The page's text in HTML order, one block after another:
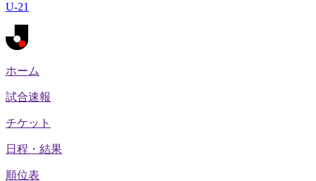
U-21
ホーム
試合速報
チケット
日程・結果
順位表